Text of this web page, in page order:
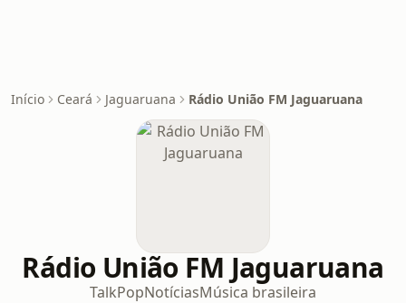
Início Ceará Jaguaruana Rádio União FM Jaguaruana
Rádio União FM Jaguaruana
TalkPopNotíciasMúsica brasileira